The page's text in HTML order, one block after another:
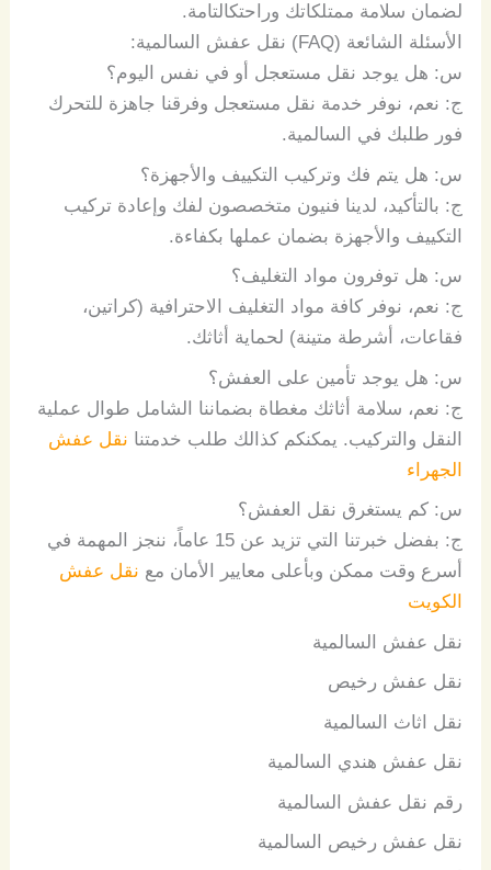
لضمان سلامة ممتلكاتك وراحتكالتامة.
الأسئلة
الشائعة (
FAQ
) نقل عفش السالمية:
س: هل يوجد نقل مستعجل أو في نفس
اليوم؟
ج: نعم، نوفر خدمة نقل مستعجل وفرقنا جاهزة للتحرك
فور طلبك في السالمية.
س: هل يتم فك وتركيب التكييف والأجهزة؟
ج: بالتأكيد، لدينا فنيون متخصصون لفك وإعادة تركيب
التكييف والأجهزة بضمان عملها بكفاءة.
س: هل توفرون مواد
التغليف؟
ج: نعم، نوفر كافة مواد التغليف الاحترافية (كراتين،
فقاعات،
أشرطة متينة) لحماية أثاثك.
س: هل يوجد تأمين على
العفش؟
ج: نعم، سلامة أثاثك مغطاة بضماننا الشامل طوال عملية
النقل والتركيب. يمكنكم كذالك طلب خدمتنا نقل عفش
الجهراء
س:كم يستغرق نقل
العفش؟
ج: بفضل خبرتنا التي تزيد عن 15 عاماً، ننجز المهمة في
أسرع وقت ممكن وبأعلى معايير الأمان مع نقل عفش
الكويت
نقل عفش السالمية
نقل عفش رخيص
نقل اثاث السالمية
نقل عفش هندي السالمية
رقم نقل عفش السالمية
نقل عفش رخيص السالمية